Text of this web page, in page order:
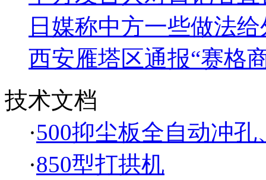
日媒称中方一些做法
西安雁塔区通报“赛格
技术文档
·500抑尘板全自动冲
·850型打拱机